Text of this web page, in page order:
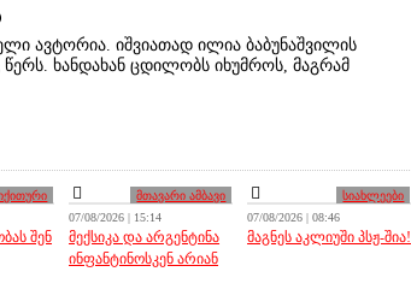
ავტორია. იშვიათად ილია ბაბუნაშვილის
ხანდახან ცდილობს იხუმროს, მაგრამ
შენ
მთავარი ამბავი
07/08/2026 | 15:14
მექსიკა და არგენტინა
ინფანტინოსკენ არიან
სიახლეები
07/08/2026 | 08:46
მაგნეს აკლიუში პსჟ-შია!